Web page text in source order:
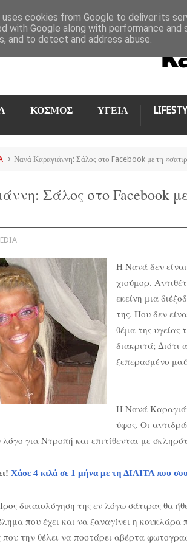
ΚΟΣΜΟΣ ΥΓΕΙΑ
Νανά Καραγιάννη: Σάλος στο Facebook με τη
Σάλος στο Facebook
Η Νανά δεν
χιούμορ.
εκείνη μια
της. Που δεν
θέμα της υγείας
διακριτά; Διότι
ξεπερασμένο
Η Νανά
ύφος. Οι
για Ντροπή και επιτίθενται με
Χάσε 4 κιλά σε 1 μήνα με τη ΔΙΑΙΤΑ
δικαιολόγηση της εν λόγω σάτιρας θα
που έχει και να ξαναγίνει η
που την θέλει να ποστάρει αβέρτα
cookies from Google to deliver its
with Google along with performance
and to detect and address abuse.